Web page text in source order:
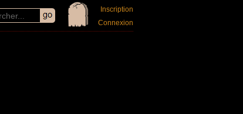
Inscription
Connexion